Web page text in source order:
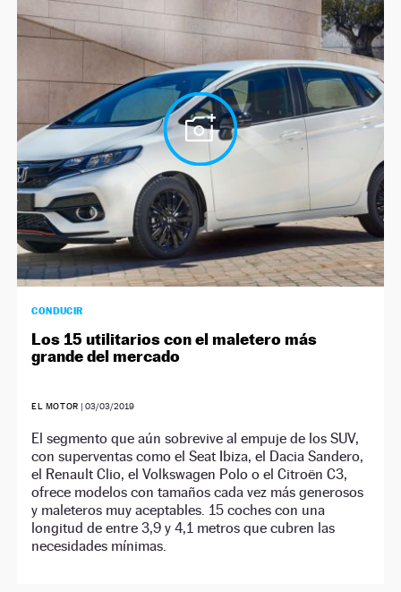
CONDUCIR
Los 15 utilitarios con el maletero más
grande del mercado
EL MOTOR | 03/03/2019
El segmento que aún sobrevive al empuje de los SUV,
con superventas como el Seat Ibiza, el Dacia Sandero,
el Renault Clio, el Volkswagen Polo o el Citroën C3,
ofrece modelos con tamaños cada vez más generosos
y maleteros muy aceptables. 15 coches con una
longitud de entre 3,9 y 4,1 metros que cubren las
necesidades mínimas.